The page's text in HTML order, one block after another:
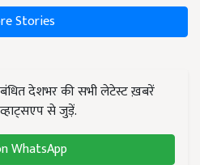
Stories
देशभर की सभी लेटेस्ट ख़बरें
से जुड़ें.
WhatsApp